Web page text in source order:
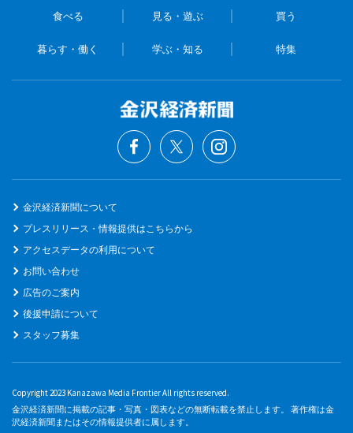
食べる 見る・遊ぶ 買う
暮らす・働く 学ぶ・知る 特集
金沢経済新聞について
プレスリリース・情報提供はこちらから
アクセスデータの利用について
お問い合わせ
広告のご案内
後援申請について
スタッフ募集
Copyright 2023 Kanazawa Media Frontier All rights reserved.
金沢経済新聞に掲載の記事・写真・図表などの無断転載を禁止します。 著作権は金
沢経済新聞またはその情報提供者に属します。